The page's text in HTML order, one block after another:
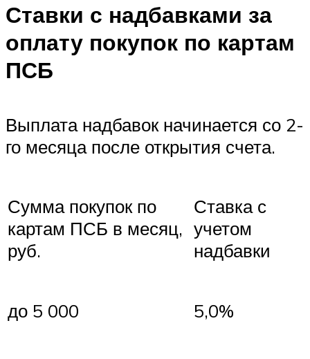
Ставки с надбавками за
оплату покупок по картам
ПСБ
Выплата надбавок начинается со 2-
го месяца после открытия счета.
Сумма покупок по
картам ПСБ в месяц,
руб.
Ставка с
учетом
надбавки
до 5 000 5,0%